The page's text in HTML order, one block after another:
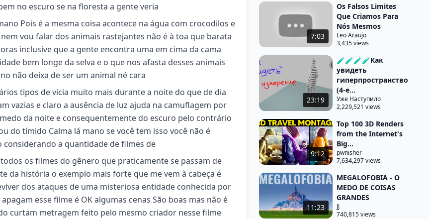
no escuro se na floresta a gente veria
Pois é a mesma coisa acontece na água com crocodilos e
vou falar dos animais rastejantes não é à toa que barata
inclusive que a gente encontra uma em cima da cama
bem longe da selva e o que nos afasta desses animais
não deixa de ser um animal né cara
tipos de vicia muito mais durante a noite do que de dia
vazias e claro a ausência de luz ajuda na camuflagem por
da noite e consequentemente do escuro pelo contrário
do tímido Calma lá mano se você tem isso você não é
a quantidade de filmes de
os filmes do gênero que praticamente se passam de
da história o exemplo mais forte que me vem à cabeça é
dos ataques de uma misteriosa entidade conhecida por
esse filme é OK algumas cenas São boas mas não é
curtam metragem feito pelo mesmo criador nesse filme
7:03
Os Falsos Limites
Que Criamos Para
Nós Mesmos
Leo Araujo
3,435 views
23:19
🧪🧪🧪🧪Как
увидеть
гиперпространство
(4-е...
Уже Наступило
2,229,521 views
9:12
Top 100 3D Renders
from the Internet's
Big...
pwnisher
7,634,297 views
11:23
MEGALOFOBIA - O
MEDO DE COISAS
GRANDES
JJ
740,815 views